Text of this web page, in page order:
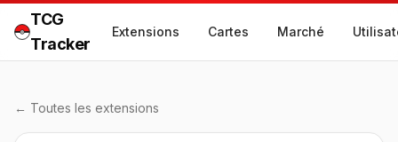
TCG
Tracker
Extensions Cartes Marché
← Toutes les extensions